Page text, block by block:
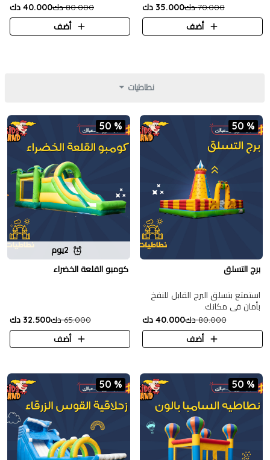
70.000 دك
35.000 دك
أضف
80.000 دك
40.000 دك
أضف
نطاطيات
50 %
برج التسلق
استمتع بتسلق البرج القابل للنفخ
بأمان في مكانك.
80.000 دك
40.000 دك
أضف
50 %
2يوم
كومبو القلعة الخضراء
65.000 دك
32.500 دك
أضف
50 %
50 %